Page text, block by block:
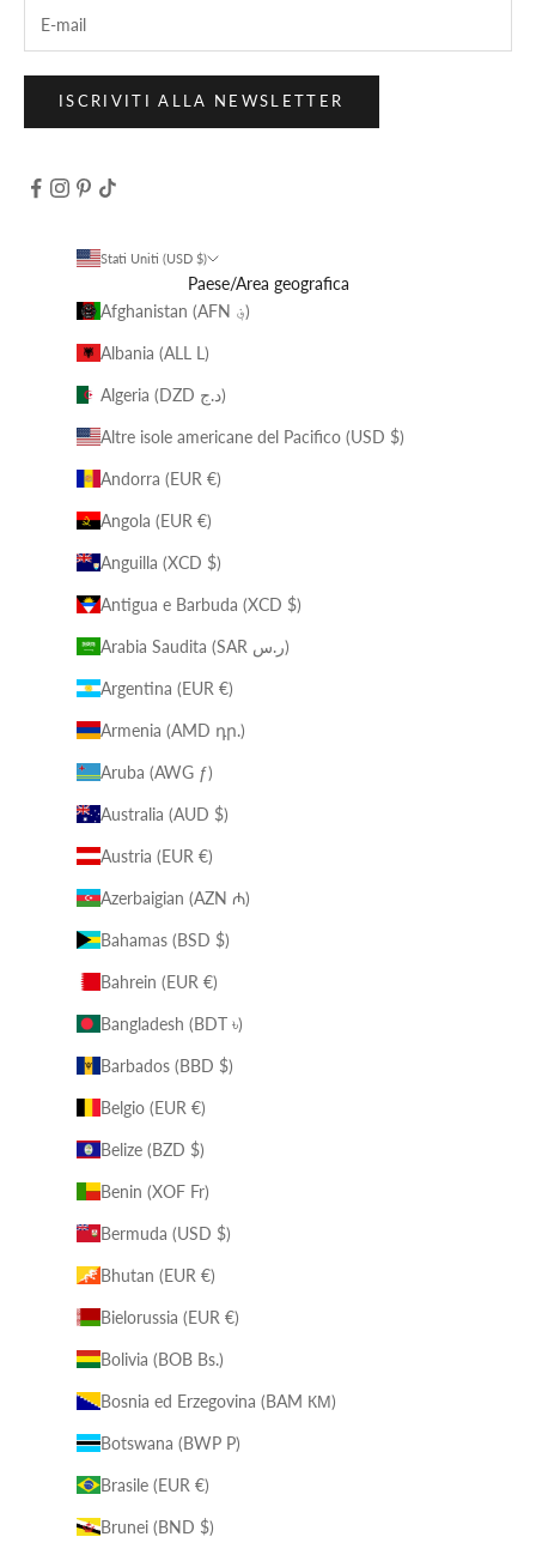
ISCRIVITI ALLA NEWSLETTER
Stati Uniti (USD $)
Paese/Area geografica
Afghanistan (AFN ؋)
Albania (ALL L)
Algeria (DZD د.ج)
Altre isole americane del Pacifico (USD $)
Andorra (EUR €)
Angola (EUR €)
Anguilla (XCD $)
Antigua e Barbuda (XCD $)
Arabia Saudita (SAR ر.س)
Argentina (EUR €)
Armenia (AMD դր.)
Aruba (AWG ƒ)
Australia (AUD $)
Austria (EUR €)
Azerbaigian (AZN ₼)
Bahamas (BSD $)
Bahrein (EUR €)
Bangladesh (BDT ৳)
Barbados (BBD $)
Belgio (EUR €)
Belize (BZD $)
Benin (XOF Fr)
Bermuda (USD $)
Bhutan (EUR €)
Bielorussia (EUR €)
Bolivia (BOB Bs.)
Bosnia ed Erzegovina (BAM КМ)
Botswana (BWP P)
Brasile (EUR €)
Brunei (BND $)